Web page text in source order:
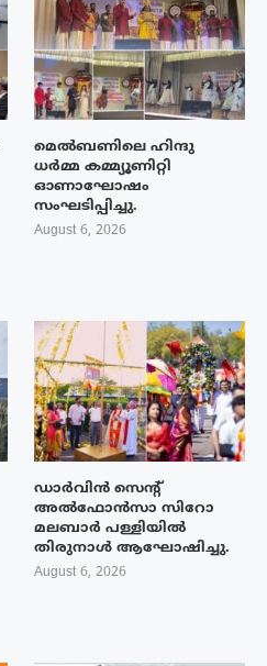
മെൽബണിലെ ഹിന്ദു
ധർമ്മ കമ്മ്യൂണിറ്റി
ഓണാഘോഷം
സംഘടിപ്പിച്ചു.
August 6, 2026
ഡാർവിൻ സെന്റ്
അൽഫോൻസാ സിറോ
മലബാർ പള്ളിയിൽ
തിരുനാൾ ആഘോഷിച്ചു.
August 6, 2026